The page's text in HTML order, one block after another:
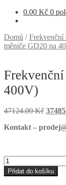
0.00 Kč 0
Domů /Frekvenční
měniče GD20 na
400V)
47124.00Kč
byla:
Kontakt –
Frekvenční
měnič
37kW
Přidat do košíku